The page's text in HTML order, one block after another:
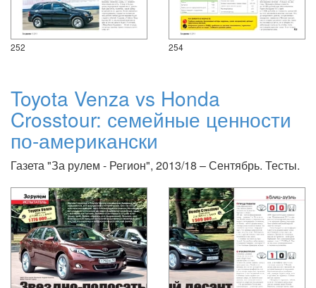
252 254
Toyota Venza vs Honda
Crosstour: семейные ценности
по-американски
Газета "За рулем - Регион", 2013/18 – Сентябрь. Тесты.